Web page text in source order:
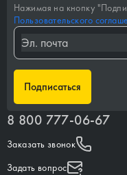
Нажимая на кнопку "
Пользовательского
Подписаться
8 800 777-06-67
Заказать звонок
Задать вопрос